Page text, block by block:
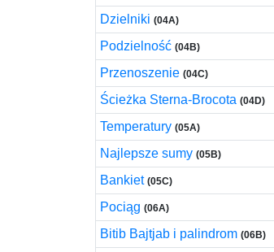
Dzielniki (04A)
Podzielność (04B)
Przenoszenie (04C)
Ścieżka Sterna-Brocota (04D)
Temperatury (05A)
Najlepsze sumy (05B)
Bankiet (05C)
Pociąg (06A)
Bitib Bajtjab i palindrom (06B)